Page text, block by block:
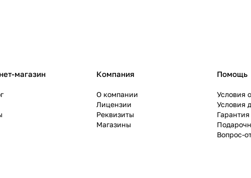
магазин Компания
О компании
Лицензии
Реквизиты
Магазины
Помощь
Условия
Условия
Вопрос-